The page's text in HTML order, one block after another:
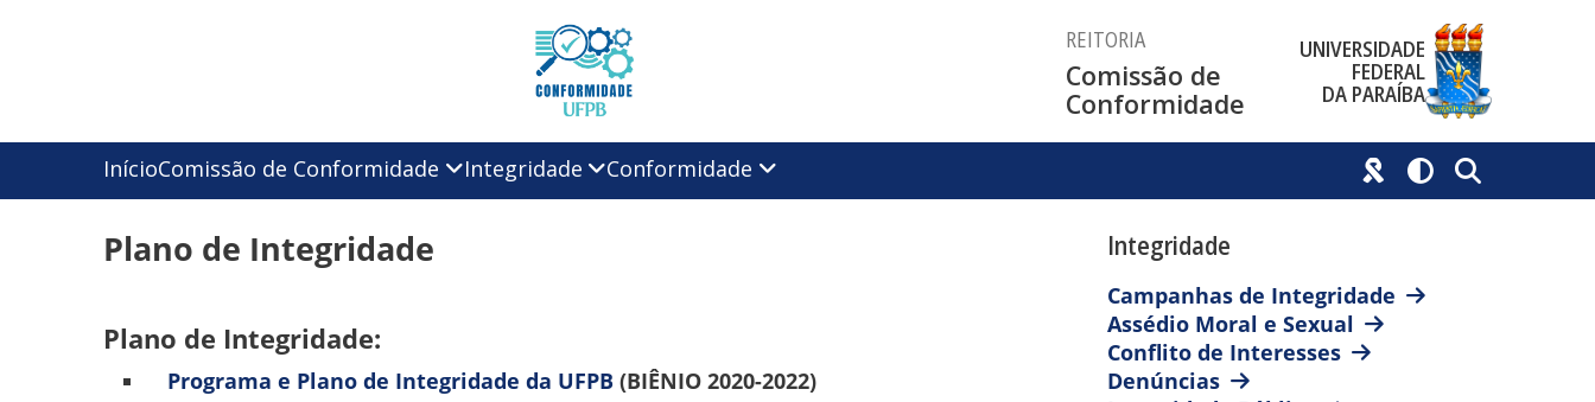
REITORIA
Comissão de
Conformidade
UNIVERSIDADE
FEDERAL
DA PARAÍBA
InícioComissão de Conformidade Integridade Conformidade
Integridade
Campanhas de Integridade
Assédio Moral e Sexual
Conflito de Interesses
Denúncias
Plano de Integridade
Plano de Integridade:
Programa e Plano de Integridade da UFPB (BIÊNIO 2020-2022)